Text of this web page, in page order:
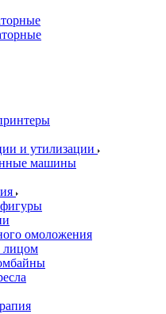
и утилизации
машины
омоложения
лицом